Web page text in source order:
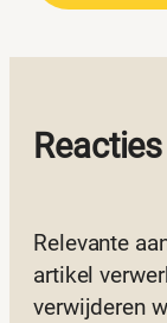
Reacties
Relevante
artikel
verwijderen